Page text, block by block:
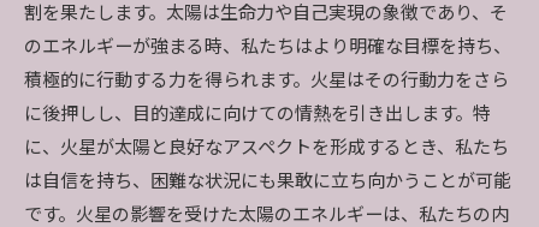
割を果たします。太陽は生命力や自己実現の象徴であり、そ
のエネルギーが強まる時、私たちはより明確な目標を持ち、
積極的に行動する力を得られます。火星はその行動力をさら
に後押しし、目的達成に向けての情熱を引き出します。特
に、火星が太陽と良好なアスペクトを形成するとき、私たち
は自信を持ち、困難な状況にも果敢に立ち向かうことが可能
です。火星の影響を受けた太陽のエネルギーは、私たちの内